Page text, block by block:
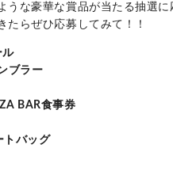
うな豪華な賞品が当たる抽選
らぜひ応募してみて！！
ル
ブラー
BAR食事券
バッグ